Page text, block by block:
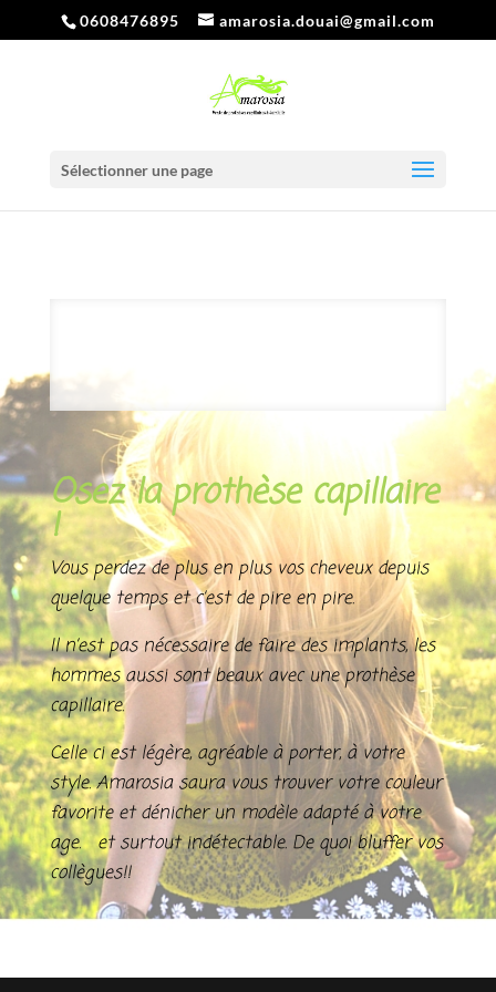
0608476895 amarosia.douai@gmail.com
Sélectionner une page
Osez la prothèse capillaire
!
Vous perdez de plus en plus vos cheveux depuis
quelque temps et c’est de pire en pire.
Il n’est pas nécessaire de faire des implants, les
hommes aussi sont beaux avec une prothèse
capillaire.
Celle ci est légère, agréable à porter, à votre
style. Amarosia saura vous trouver votre couleur
favorite et dénicher un modèle adapté à votre
age. et surtout indétectable. De quoi bluffer vos
collègues!!